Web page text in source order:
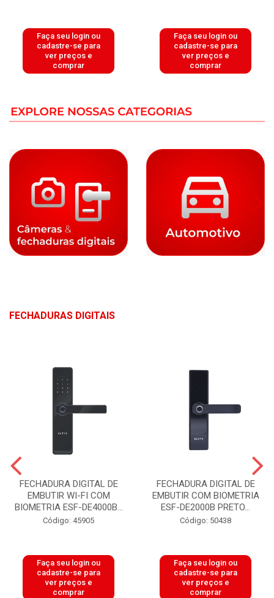
Faça seu login ou
cadastre-se para
ver preços e
comprar
Faça seu login ou
cadastre-se para
ver preços e
comprar
FECHADURAS DIGITAIS
FECHADURA DIGITAL DE
EMBUTIR WI-FI COM
BIOMETRIA ESF-DE4000B...
Código: 45905
Faça seu login ou
cadastre-se para
ver preços e
comprar
FECHADURA DIGITAL DE
EMBUTIR COM BIOMETRIA
ESF-DE2000B PRETO...
Código: 50438
Faça seu login ou
cadastre-se para
ver preços e
comprar